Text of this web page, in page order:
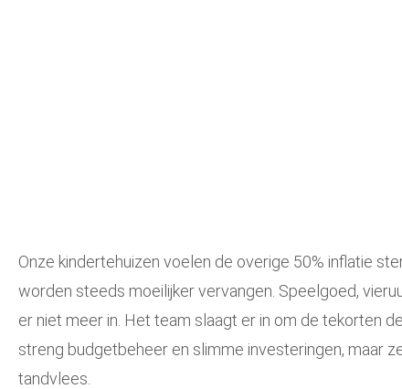
Onze kindertehuizen voelen de overige 50% inflatie
worden steeds moeilijker vervangen. Speelgoed,
er niet meer in. Het team slaagt er in om de tekorten
streng budgetbeheer en slimme investeringen, maar
tandvlees.